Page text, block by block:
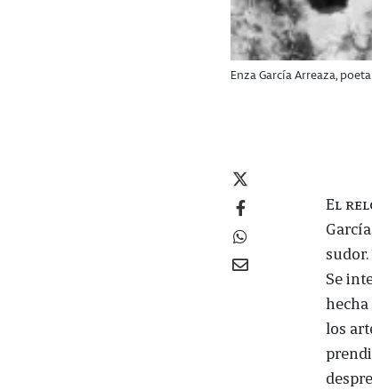
Enza García Arreaza,
El
Se
hecha
los